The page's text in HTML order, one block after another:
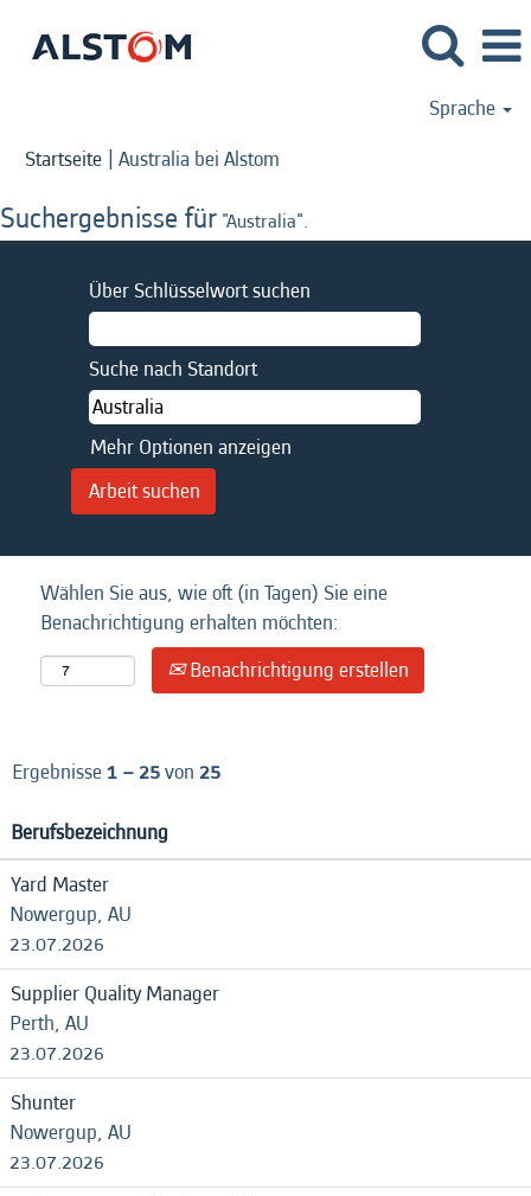
Sprache
Startseite | Australia bei Alstom
Suchergebnisse für "Australia".
Über Schlüsselwort suchen
Suche nach Standort
Mehr Optionen anzeigen
Wählen Sie aus, wie oft (in Tagen) Sie eine
Benachrichtigung erhalten möchten:
Benachrichtigung erstellen
Ergebnisse1 – 25von 25
Berufsbezeichnung
Yard Master
Nowergup, AU
23.07.2026
Supplier Quality Manager
Perth, AU
23.07.2026
Shunter
Nowergup, AU
23.07.2026